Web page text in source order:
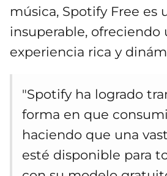
música, Spotify Free es
insuperable, ofreciendo
experiencia rica y
"Spotify ha logrado
forma en que
haciendo que una
esté disponible para